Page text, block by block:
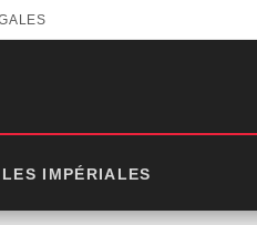
LES IMPÉRIALES
2024
MERCREDI